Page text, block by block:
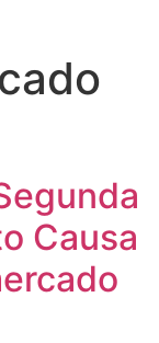
Causa